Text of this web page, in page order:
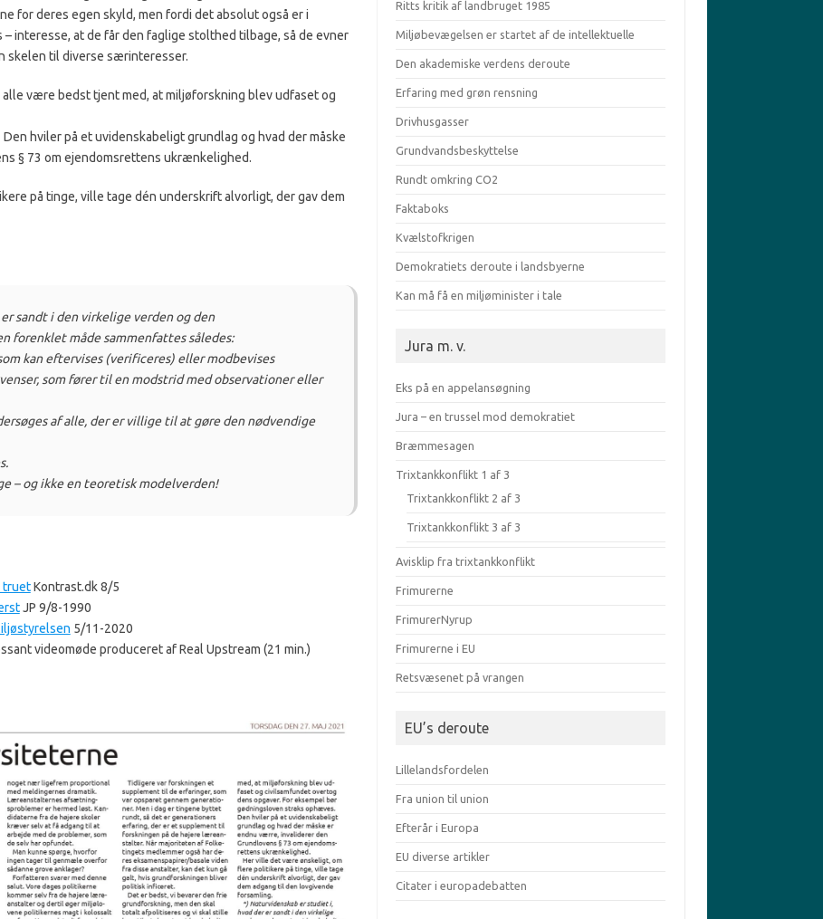
for deres egen skyld, men fordi det absolut også er i
interesse, at de får den faglige stolthed tilbage, så de evner
skelen til diverse særinteresser.
være bedst tjent med, at miljøforskning blev udfaset og
hviler på et uvidenskabeligt grundlag og hvad der måske
§ 73 om ejendomsrettens ukrænkelighed.
på tinge, ville tage dén underskrift alvorligt, der gav dem
sandt i den virkelige verden og den
forenklet måde sammenfattes således:
kan eftervises (verificeres) eller modbevises
som fører til en modstrid med observationer eller
af alle, der er villige til at gøre den nødvendige
– og ikke en teoretisk modelverden!
truetKontrast.dk 8/5
JP 9/8-1990
5/11-2020
videomøde produceret af Real Upstream (21 min.)
Ritts kritik af landbruget 1985
Miljøbevægelsen er startet af de intellektuelle
Den akademiske verdens deroute
Erfaring med grøn rensning
Drivhusgasser
Grundvandsbeskyttelse
Rundt omkring CO2
Faktaboks
Kvælstofkrigen
Demokratiets deroute i landsbyerne
Kan må få en miljøminister i tale
Jura m. v.
Eks på en appelansøgning
Jura – en trussel mod demokratiet
Bræmmesagen
Trixtankkonflikt 1 af 3
Trixtankkonflikt 2 af 3
Trixtankkonflikt 3 af 3
Avisklip fra trixtankkonflikt
Frimurerne
FrimurerNyrup
Frimurerne i EU
Retsvæsenet på vrangen
EU’s deroute
Lillelandsfordelen
Fra union til union
Efterår i Europa
EU diverse artikler
Citater i europadebatten